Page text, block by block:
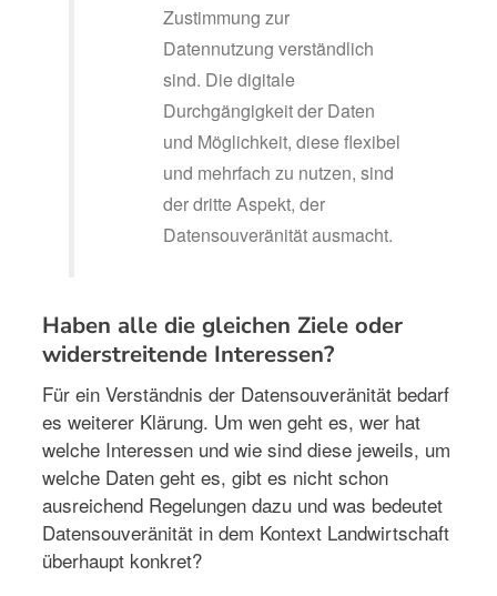
Zustimmung zur
Datennutzung verständlich
sind. Die digitale
Durchgängigkeit der Daten
und Möglichkeit, diese flexibel
und mehrfach zu nutzen, sind
der dritte Aspekt, der
Datensouveränität ausmacht.
Haben alle die gleichen Ziele oder
widerstreitende Interessen?
Für ein Verständnis der Datensouveränität bedarf
es weiterer Klärung. Um wen geht es, wer hat
welche Interessen und wie sind diese jeweils, um
welche Daten geht es, gibt es nicht schon
ausreichend Regelungen dazu und was bedeutet
Datensouveränität in dem Kontext Landwirtschaft
überhaupt konkret?